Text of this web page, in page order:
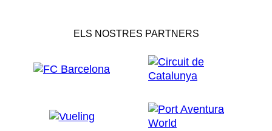
ELS NOSTRES PARTNERS